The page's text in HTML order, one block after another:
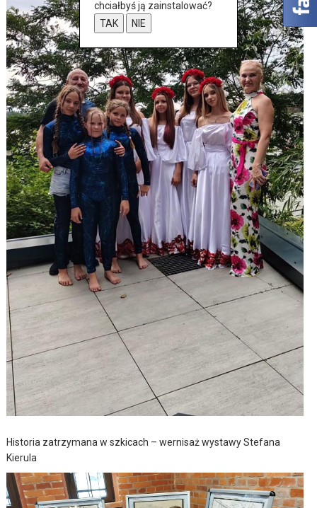
Historia zatrzymana w szkicach – wernisaż wystawy Stefana
Kierula
chciałbyś ją zainstalować?
TAK
NIE